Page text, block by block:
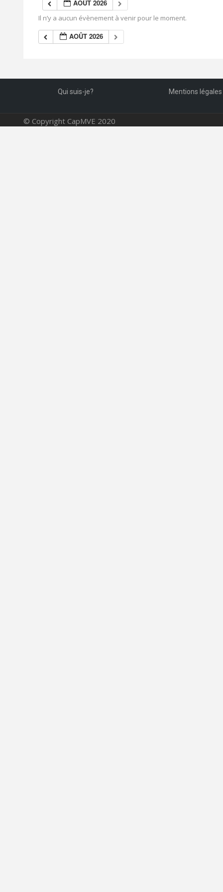
AOÛT 2026
Il n’y a aucun évènement à venir pour le moment.
AOÛT 2026
Qui suis-je? Mentions légales
© Copyright CapMVE 2020